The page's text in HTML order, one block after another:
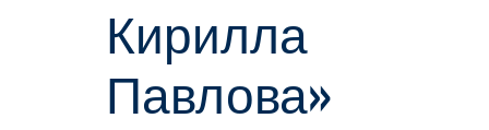
Кирилла
Павлова»